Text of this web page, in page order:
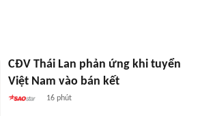
CĐV Thái Lan phản ứng khi tuyển
Việt Nam vào bán kết
16 phút